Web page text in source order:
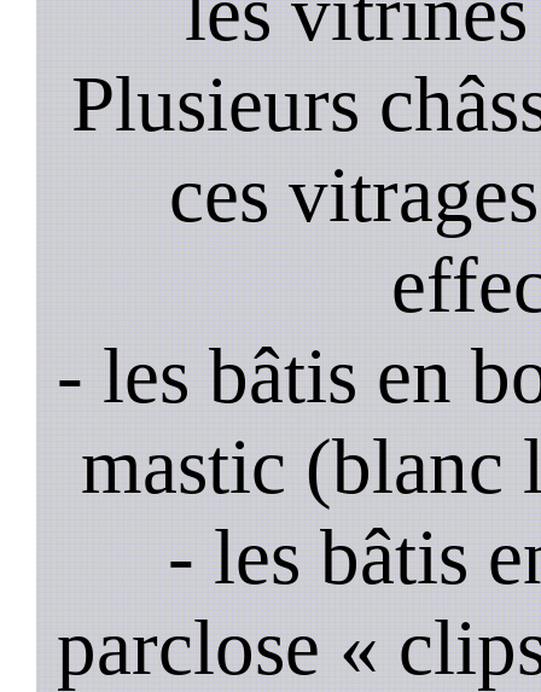
Plusieurs
ces
- les bâtis en
mastic (blanc
- les bâtis
parclose «